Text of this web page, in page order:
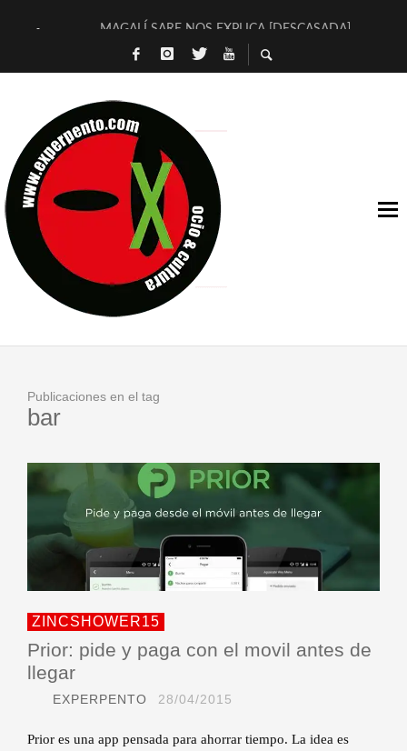
MAGALÍ SARE NOS EXPLICA [DESCASADA]
«NO TENGO PUTOS SUEÑOS»
[LA BOLA NEGRA] DE JAVIER CALVO Y JAVIER AMBROSSI
OSLO OVNIES LLEGAN CORRIENDO A ARANDA
FÉLIX CALVO NOS PRESENTA [LAS PALMERAS] (NOVELA
[EL SER QUERIDO] DE RODRIGO SOROGOYEN
ENTREVISTA A IVÁN HUMANES POR [EL LIBRO ROJO]
ARRABAL, ARRABAL, ARRABAL, ARRABEAUX
Publicaciones en el tag
bar
ZINCSHOWER15
Prior: pide y paga con el movil antes de
llegar
EXPERPENTO 28/04/2015
Prior es una app pensada para ahorrar tiempo. La idea es